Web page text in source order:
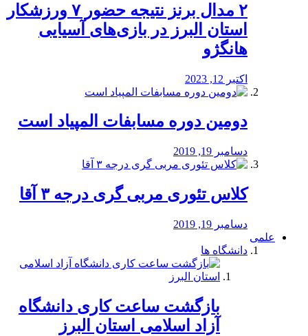
۲ مدال برنز نتیجه حضور ۷ ورزشکار
استان البرز در بازی‌های آسیایی
هانگژو
اکتبر 12, 2023
دومین دوره مسابفات المپیاد است
دسامبر 19, 2019
کلاس تئوری مربی گری درجه ۳ آقا
دسامبر 19, 2019
علمی
دانشگاه ها
بازگشت ساعت کاری دانشگاه
آزاد اسلامی استان البرز